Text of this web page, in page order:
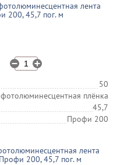
лента
200, 45,7 пог. м
50
фотолюминесцентная плёнка
45,7
Профи 200
лента
200, 45,7 пог. м